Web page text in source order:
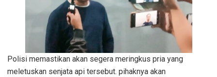
Polisi memastikan akan segera meringkus pria yang
meletuskan senjata api tersebut. pihaknya akan